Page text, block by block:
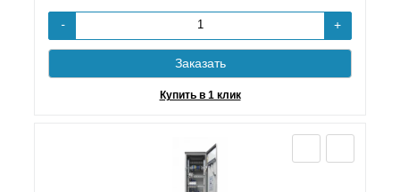
- +
Заказать
Купить в 1 клик